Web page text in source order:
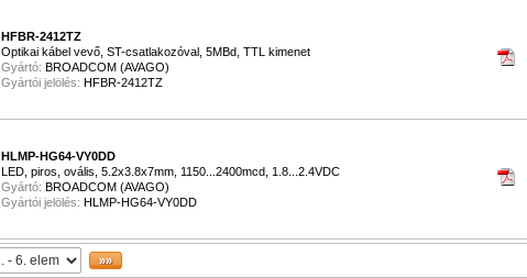
HFBR-2412TZ
Optikai kábel vevő, ST-csatlakozóval, 5MBd, TTL kimenet
Gyártó: BROADCOM (AVAGO)
Gyártói jelölés: HFBR-2412TZ
HLMP-HG64-VY0DD
LED, piros, ovális, 5.2x3.8x7mm, 1150...2400mcd, 1.8...2.4VDC
Gyártó: BROADCOM (AVAGO)
Gyártói jelölés: HLMP-HG64-VY0DD